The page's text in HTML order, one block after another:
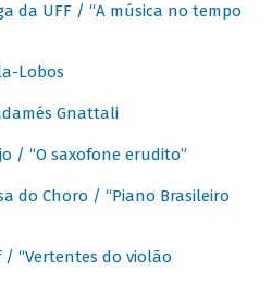
da UFF / “A música no tempo
Lobos
Gnattali
/ “O saxofone erudito”
do Choro / “Piano Brasileiro
/ “Vertentes do violão